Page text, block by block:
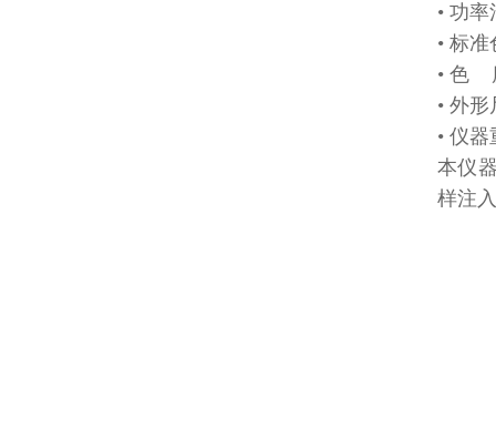
• 功
• 标
• 色
• 外形
• 仪
本仪
样注